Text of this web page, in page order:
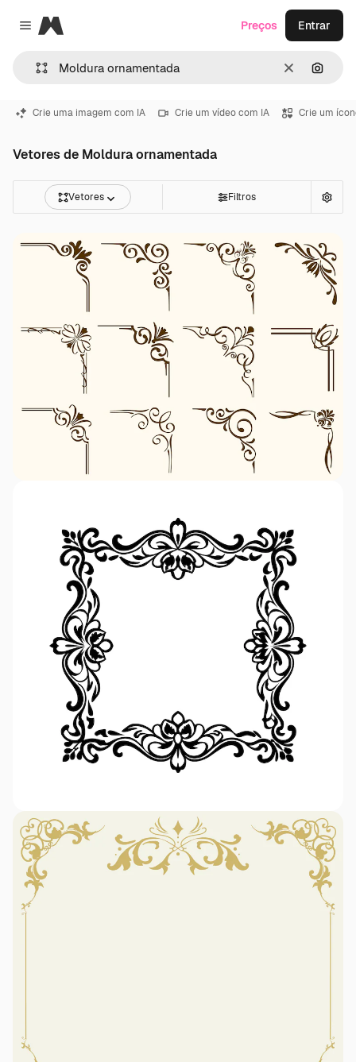
Close menu
Magnific
Limpar
Preços Entrar
Crie uma imagem com IA Crie um vídeo com IA Crie um
Vetores de Moldura ornamentada
Vetores Filtros